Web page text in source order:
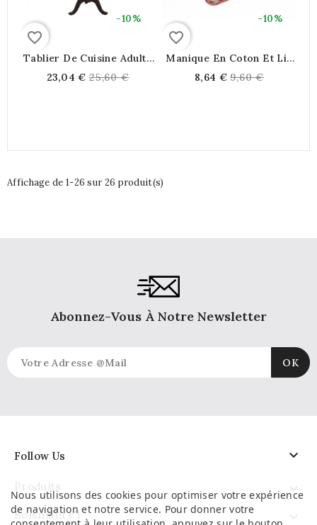
-10%
favorite_border
Tablier De Cuisine Adulte
Blanc Grande Poche Motif
Poule Rouge
23,04 € Regular
25,60 €
-10%
favorite_border
Manique En Coton Et Lin
Motif Coeur
8,64 € Regular
9,60 €
Affichage de 1-26 sur 26 produit(s)
Abonnez-Vous À Notre Newsletter
Follow Us 

Boisnature'l
Nous utilisons des cookies pour optimiser votre expérience
de navigation et notre service. Pour donner votre